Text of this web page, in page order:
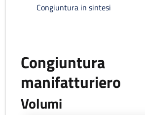
Congiuntura in sintesi
Congiuntura
manifatturiero
Volumi